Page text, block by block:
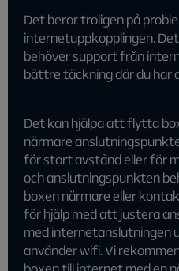
Det beror troligen på
internetuppkopplingen.
behöver support från
bättre täckning där du har
Det kan hjälpa att flytta
närmare
för stort avstånd eller för
och anslutningspunkten
boxen närmare eller
för hjälp med att justera
med internetanslutningen
använder wifi. Vi